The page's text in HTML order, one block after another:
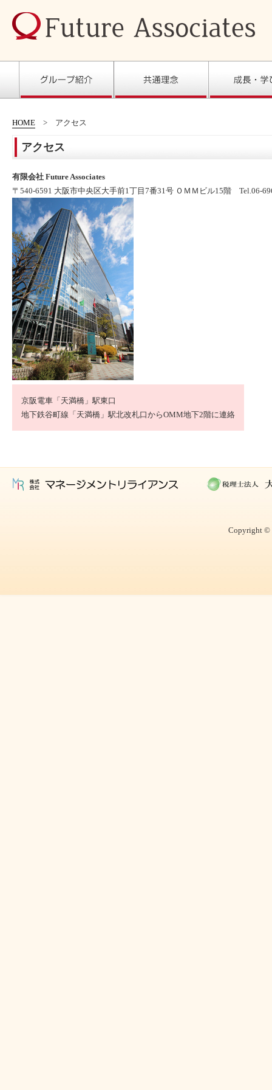
HOME アクセス
アクセス
有限会社 Future Associates
〒540-6591 大阪市中央区大手前1丁目7番31号 ＯＭＭビル15階 Tel.06-
京阪電車「天満橋」駅東口
地下鉄谷町線「天満橋」駅北改札口からOMM地下2階に連絡
Copyright ©